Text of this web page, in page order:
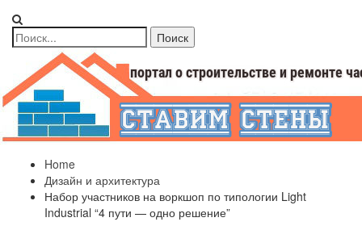
Home
Дизайн и архитектура
Набор участников на воркшоп по типологии Light
Industrial “4 пути — одно решение”